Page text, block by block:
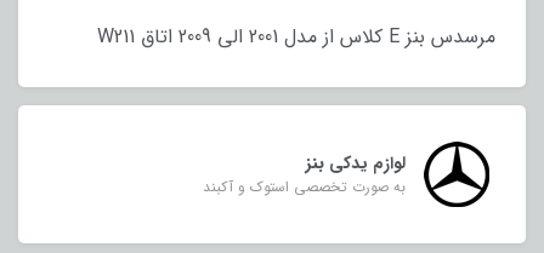
مرسدس بنز E کلاس از مدل 2001 الی 2009 اتاق W211
لوازم یدکی بنز
به صورت تخصصی استوک و آکبند